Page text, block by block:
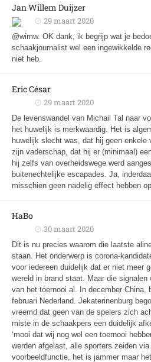
Jan Willem Duijzer
29 maart 2020
@wimw. OK dank, ik begrijp wat je
schaakjournalist wel een ingewikkelde
niet heb.
Eric César
29 maart 2020
De levenswandel van Michail Tal naar
het huwelijk is merkwaardig. Het is
huwelijk slecht was, dat hij geen enkele
zijn vaderschap, dat hij er (minimaal)
hij zelfs van overheidswege werd
buitenechtelijke escapades. Ja,
misschien geen nadelig effect hebben
HaBo
30 maart 2020
Dit is nu precies waarom die laatste
staan. Het onderwerp is corona-
voor iedereen duidelijk dat er niet meer
wereld in brand staat. Maar die signalen
van het toernooi al. In december China,
februari Nederland. Jekaterinenburg
vreemd dat geen van de spelers zich
miste in de schaakpers een duidelijk
‘mooi dat wij nog wel een toernooi
werden afgelast, alle sporters zeiden via
voorbeeldfunctie, het is jammer maar